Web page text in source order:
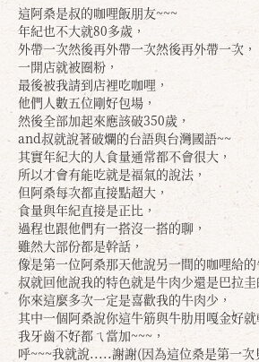
這阿桑是叔的咖哩飯朋友~~~
年紀也不大就80多歲，
外帶一次然後再外帶一次然後再外帶一次，
一開店就被圈粉，
最後被我請到店裡吃咖哩，
他們人數五位剛好包場，
然後全部加起來應該破350歲，
and叔就說著破爛的台語與台灣國語~~
其實年紀大的人食量通常都不會很大，
所以才會有能吃就是福氣的說法，
但阿桑每次都直接點超大，
食量與年紀直接是正比，
過程也跟他們有一搭沒一搭的聊，
雖然大部份都是幹話，
像是第一位阿桑那天他說另一間的咖哩給的
叔就回他說我的特色就是牛肉少還是巴拉圭
你來這麼多次一定是喜歡我的牛肉少，
其中一個阿桑說你這牛筋與牛肋用嘎金好就
我牙齒不好都ㄟ當加~~~，
呼~~~我就說.....謝謝(因為這位桑是第一次